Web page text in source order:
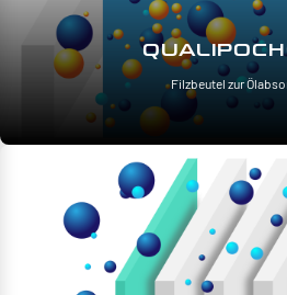
Filzbeutel zur